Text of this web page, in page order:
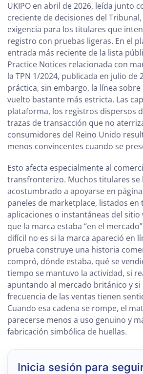
UKIPO en abril de 2026, leída junto
creciente de decisiones del
exigencia para los titulares que
registro con pruebas ligeras. En el
entrada más reciente de la lista
Practice Notices relacionada con
la TPN 1/2024, publicada en julio de
práctica, sin embargo, la línea
vuelto bastante más estricta. Las
plataforma, los registros dispersos
trazas de transacción que no
consumidores del Reino Unido
menos convincentes cuando se
Esto afecta especialmente al
transfronterizo. Muchos titulares se
acostumbrado a apoyarse en
paneles de marketplace, listados en
aplicaciones o instantáneas del
que la marca estaba “en el
difícil no es si la marca apareció en
prueba construye una historia
compró, dónde estaba, qué se
tiempo se mantuvo la actividad, si
apuntando al mercado británico y si
frecuencia de las ventas tienen
Cuando esa cadena se rompe, el
parecerse menos a uso genuino y
fabricación simbólica de huellas.
Inicia sesión para